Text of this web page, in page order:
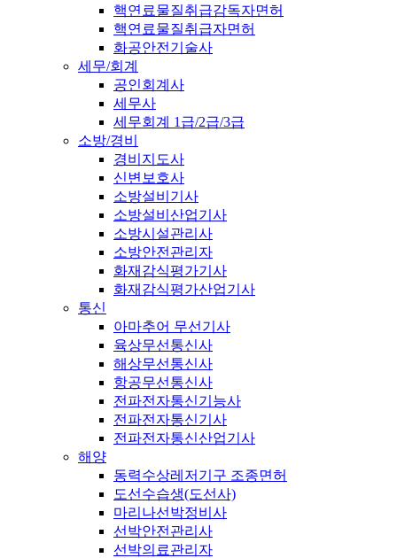
핵연료물질취급감독자면허
핵연료물질취급자면허
화공안전기술사
세무/회계
공인회계사
세무사
세무회계 1급/2급/3급
소방/경비
경비지도사
신변보호사
소방설비기사
소방설비산업기사
소방시설관리사
소방안전관리자
화재감식평가기사
화재감식평가산업기사
통신
아마추어 무선기사
육상무선통신사
해상무선통신사
항공무선통신사
전파전자통신기능사
전파전자통신기사
전파전자통신산업기사
해양
동력수상레저기구 조종면허
도선수습생(도선사)
마리나선박정비사
선박안전관리사
선박의료관리자